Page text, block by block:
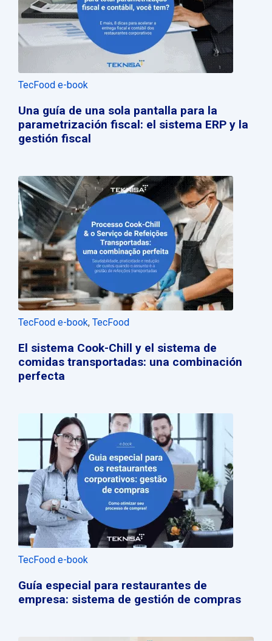
TecFood e-book
Una guía de una sola pantalla para la
parametrización fiscal: el sistema ERP y la
gestión fiscal
TecFood e-book, TecFood
El sistema Cook-Chill y el sistema de
comidas transportadas: una combinación
perfecta
TecFood e-book
Guía especial para restaurantes de
empresa: sistema de gestión de compras